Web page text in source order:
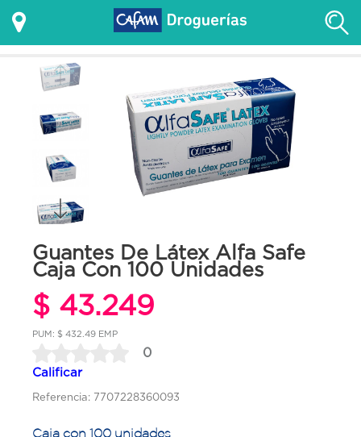
Guantes De Látex Alfa Safe
Caja Con 100 Unidades
$ 43.249
PUM: $ 432.49 EMP
0
Calificar
Referencia: 7707228360093
Caja con 100 unidades